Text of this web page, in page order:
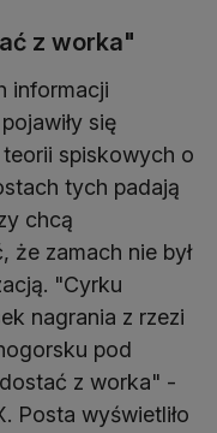
z worka"
informacji
się
spiskowych o
tych padają
chcą
że zamach nie był
"Cyrku
nagrania z rzezi
pod
z worka" -
Posta wyświetliło